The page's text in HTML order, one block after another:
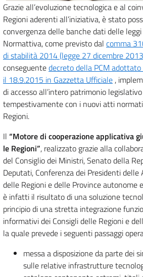
Grazie all’evoluzione tecnologica e al
Regioni aderenti all’iniziativa, è stato
convergenza delle banche dati delle
Normattiva, come previsto dal comma
di stabilità 2014 (legge 27 dicembre
conseguentedecreto della PCM
il 18.9.2015 in Gazzetta Ufficiale ,
di accesso all’intero patrimonio
tempestivamente con i nuovi atti
Regioni.
Il “Motore di cooperazione applicativa
le Regioni”, realizzato grazie alla
del Consiglio dei Ministri, Senato della
Deputati, Conferenza dei Presidenti
delle Regioni e delle Province autonome
è infatti il risultato di una soluzione
principio di una stretta integrazione
informativi dei Consigli delle Regioni e
la quale prevede i seguenti passaggi
messa a disposizione da parte dei
sulle relative infrastrutture